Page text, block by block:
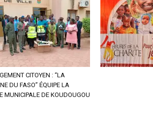
CITOYEN : “LA
DU FASO” ÉQUIPE LA
MUNICIPALE DE KOUDOUGOU